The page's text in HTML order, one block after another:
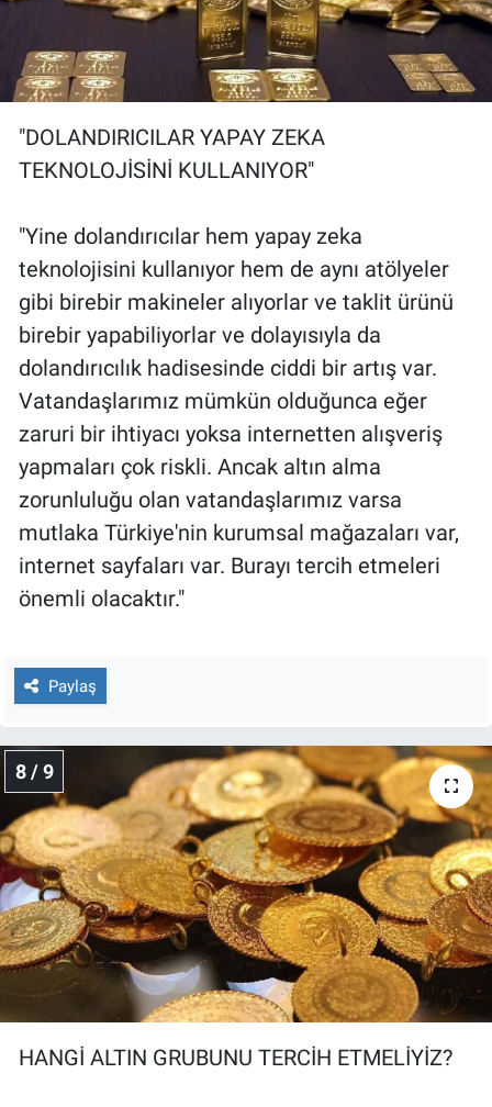
"DOLANDIRICILAR YAPAY ZEKA
TEKNOLOJİSİNİ KULLANIYOR"
"Yine dolandırıcılar hem yapay zeka
teknolojisini kullanıyor hem de aynı atölyeler
gibi birebir makineler alıyorlar ve taklit ürünü
birebir yapabiliyorlar ve dolayısıyla da
dolandırıcılık hadisesinde ciddi bir artış var.
Vatandaşlarımız mümkün olduğunca eğer
zaruri bir ihtiyacı yoksa internetten alışveriş
yapmaları çok riskli. Ancak altın alma
zorunluluğu olan vatandaşlarımız varsa
mutlaka Türkiye'nin kurumsal mağazaları var,
internet sayfaları var. Burayı tercih etmeleri
önemli olacaktır."
Paylaş
8 / 9
HANGİ ALTIN GRUBUNU TERCİH ETMELİYİZ?